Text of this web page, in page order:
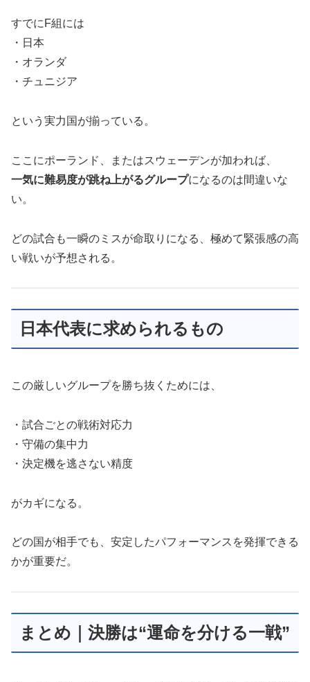
すでにF組には
・日本
・オランダ
・チュニジア
という実力国が揃っている。
ここにポーランド、またはスウェーデンが加われば、
一気に難易度が跳ね上がるグループになるのは間違いな
い。
どの試合も一瞬のミスが命取りになる、極めて緊張感の高
い戦いが予想される。
日本代表に求められるもの
この厳しいグループを勝ち抜くためには、
・試合ごとの戦術対応力
・守備の集中力
・決定機を逃さない精度
がカギになる。
どの国が相手でも、安定したパフォーマンスを発揮できる
かが重要だ。
まとめ｜決勝は“運命を分ける一戦”